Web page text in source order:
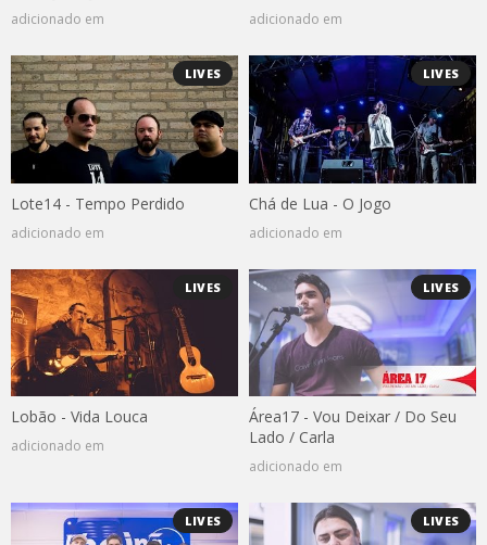
adicionado em adicionado em
LIVES
Lote14 - Tempo Perdido
adicionado em
LIVES
Chá de Lua - O Jogo
adicionado em
LIVES
Lobão - Vida Louca
adicionado em
LIVES
Área17 - Vou Deixar / Do Seu
Lado / Carla
adicionado em
LIVES LIVES